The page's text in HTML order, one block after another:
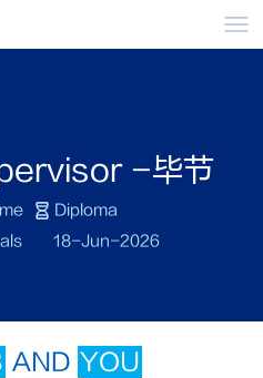
-毕节
Diploma
18-Jun-2026
AND YOU